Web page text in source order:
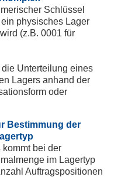
Schlüssel
physisches Lager
(z.B. 0001 für
Unterteilung eines
Lagers anhand der
oder
Bestimmung der
bei der
im Lagertyp
Auftragspositionen